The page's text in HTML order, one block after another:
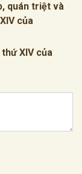
quán triệt và
của
XIV của